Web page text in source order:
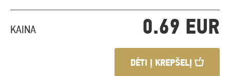
KAINA 0.69 EUR
DĖTI Į KREPŠELĮ